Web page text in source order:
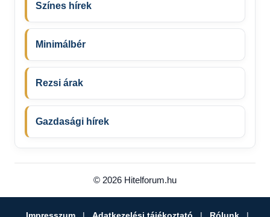
Színes hírek
Minimálbér
Rezsi árak
Gazdasági hírek
© 2026 Hitelforum.hu